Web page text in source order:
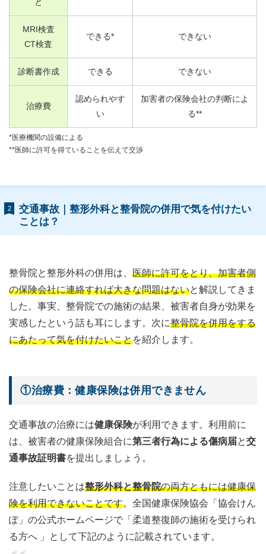
と
MRI検査
CT検査
できる* できない
診断書作成 できる できない
治療費
認められやす
い
加害者の保険会社の判断によ
る**
*医療機関の設備による
**医師に許可を得ていることを伝えて交渉
2
交通事故｜整形外科と整骨院の併用で気を付けたい
ことは？
整骨院と整形外科の併用は、 医師に許可をとり、加害者側
の保険会社に連絡すれば大きな問題はないと解説してきま
した。事実、整骨院での施術の結果、被害者自身が効果を
実感したという話も耳にします。次に整骨院を併用をする
にあたって気を付けたいことを紹介します。
①治療費：健康保険は併用できません
交通事故の治療には健康保険が利用できます。利用前に
は、被害者の健康保険組合に第三者行為による傷病届と交
通事故証明書を提出しましょう。
注意したいことは整形外科と整骨院の両方ともには健康保
険を利用できないことです。全国健康保険協会「協会けん
ぽ」の公式ホームページで「柔道整復師の施術を受けられ
る方へ 」として下記のように記載されています。